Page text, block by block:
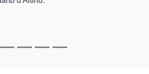
sono in grado di fornire interventi di